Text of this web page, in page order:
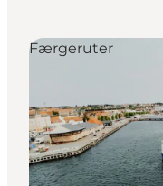
Færgeruter